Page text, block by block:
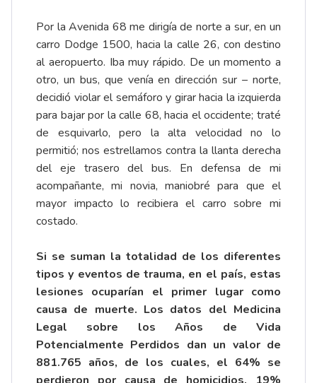
Por la Avenida 68 me dirigía de norte a sur, en un
carro Dodge 1500, hacia la calle 26, con destino
al aeropuerto. Iba muy rápido. De un momento a
otro, un bus, que venía en dirección sur – norte,
decidió violar el semáforo y girar hacia la izquierda
para bajar por la calle 68, hacia el occidente; traté
de esquivarlo, pero la alta velocidad no lo
permitió; nos estrellamos contra la llanta derecha
del eje trasero del bus. En defensa de mi
acompañante, mi novia, maniobré para que el
mayor impacto lo recibiera el carro sobre mi
costado.
Si se suman la totalidad de los diferentes
tipos y eventos de trauma, en el país, estas
lesiones ocuparían el primer lugar como
causa de muerte. Los datos del Medicina
Legal sobre los Años de Vida
Potencialmente Perdidos dan un valor de
881.765 años, de los cuales, el 64% se